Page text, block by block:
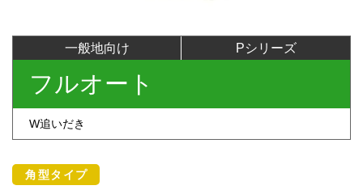
一般地向け Pシリーズ
フルオート
W追いだき
角型タイプ